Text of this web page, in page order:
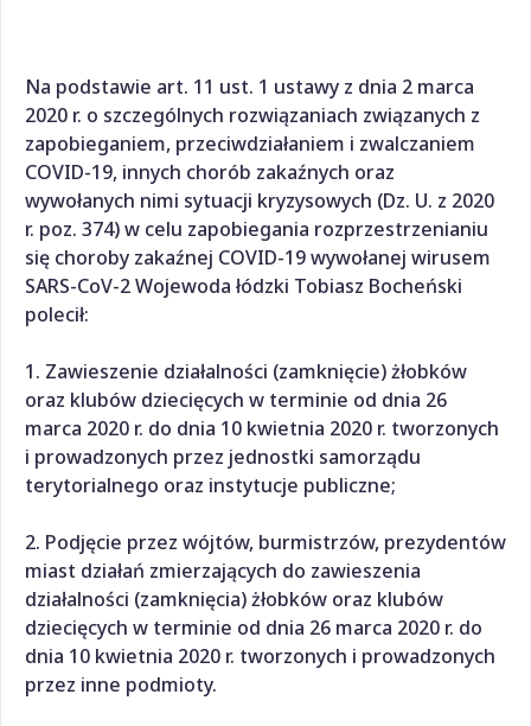
Na podstawie art. 11 ust. 1 ustawy z dnia 2 marca
2020 r. o szczególnych rozwiązaniach związanych z
zapobieganiem, przeciwdziałaniem i zwalczaniem
COVID-19, innych chorób zakaźnych oraz
wywołanych nimi sytuacji kryzysowych (Dz. U. z 2020
r. poz. 374) w celu zapobiegania rozprzestrzenianiu
się choroby zakaźnej COVID-19 wywołanej wirusem
SARS-CoV-2 Wojewoda łódzki Tobiasz Bocheński
polecił:
1. Zawieszenie działalności (zamknięcie) żłobków
oraz klubów dziecięcych w terminie od dnia 26
marca 2020 r. do dnia 10 kwietnia 2020 r. tworzonych
i prowadzonych przez jednostki samorządu
terytorialnego oraz instytucje publiczne;
2. Podjęcie przez wójtów, burmistrzów, prezydentów
miast działań zmierzających do zawieszenia
działalności (zamknięcia) żłobków oraz klubów
dziecięcych w terminie od dnia 26 marca 2020 r. do
dnia 10 kwietnia 2020 r. tworzonych i prowadzonych
przez inne podmioty.